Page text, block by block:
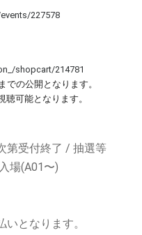
227578
shopcart/214781
の公開となります。
可能となります。
第受付終了 / 抽選等
場(A01〜)
となります。